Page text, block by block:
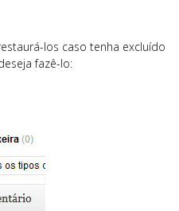
los caso tenha excluído
fazê-lo: